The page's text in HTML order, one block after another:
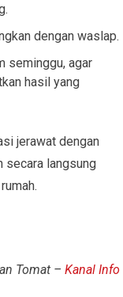
dengan waslap.
seminggu, agar
hasil yang
jerawat dengan
secara langsung
Tomat – Kanal Info